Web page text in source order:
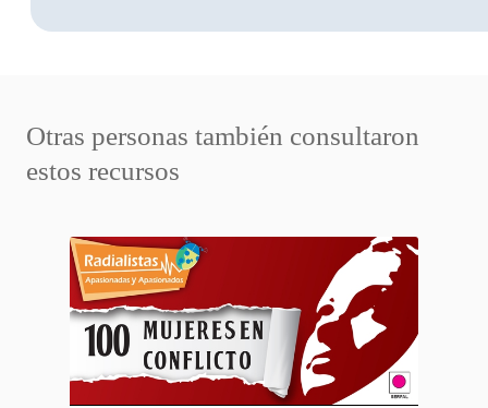
Otras personas también consultaron
estos recursos